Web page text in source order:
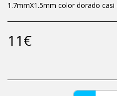
1.7mmX1.5mm color dorado casi
11€